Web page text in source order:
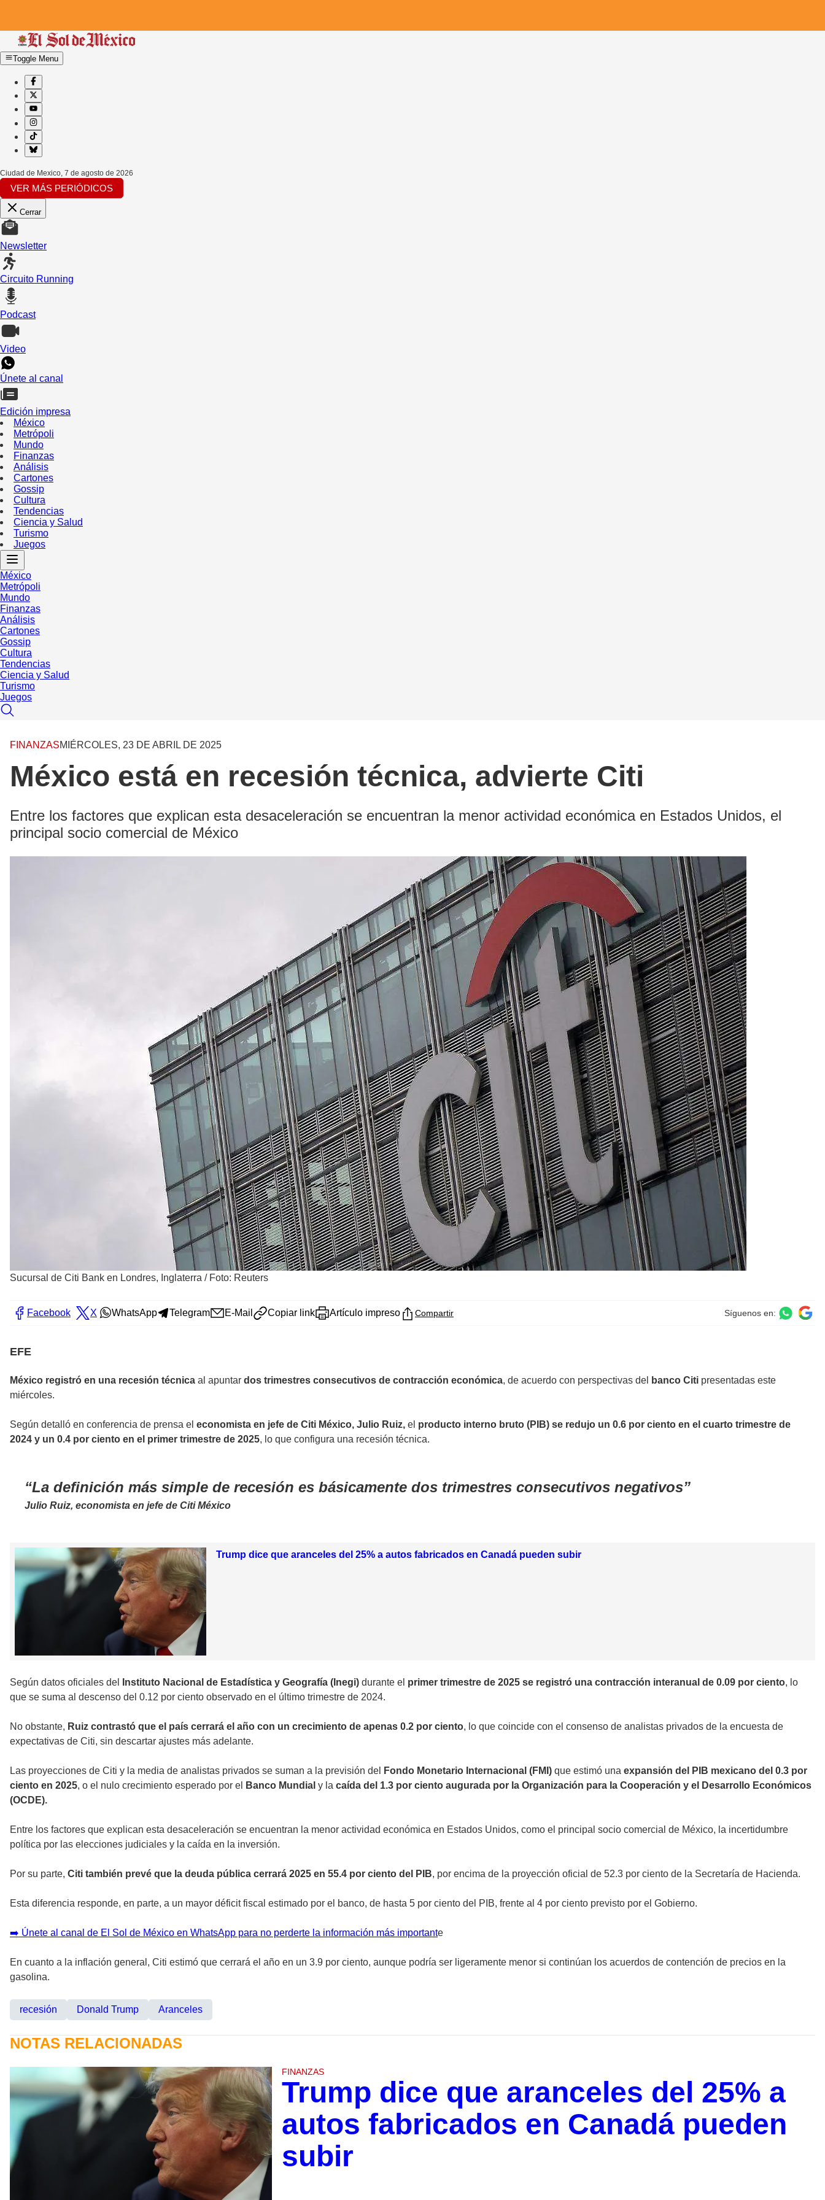
Toggle Menu
Ciudad de Mexico, 7 de agosto de 2026
VER MÁS PERIÓDICOS
Cerrar
Newsletter
Circuito Running
Podcast
Video
Únete al canal
Edición impresa
México
Metrópoli
Mundo
Finanzas
Análisis
Cartones
Gossip
Cultura
Tendencias
Ciencia y Salud
Turismo
Juegos
México
Metrópoli
Mundo
Finanzas
Análisis
Cartones
Gossip
Cultura
Tendencias
Ciencia y Salud
Turismo
Juegos
FINANZASMIÉRCOLES, 23 DE ABRIL DE 2025
México está en recesión técnica, advierte Citi
Entre los factores que explican esta desaceleración se encuentran la menor actividad económica en Estados Unidos, el
principal socio comercial de México
Sucursal de Citi Bank en Londres, Inglaterra / Foto: Reuters
Facebook X WhatsApp Telegram E-Mail Copiar link Artículo impreso Compartir Síguenos en:
EFE
México registró en una recesión técnica al apuntar dos trimestres consecutivos de contracción económica, de acuerdo con perspectivas del banco Citi presentadas este
miércoles.
Según detalló en conferencia de prensa el economista en jefe de Citi México, Julio Ruiz, el producto interno bruto (PIB) se redujo un 0.6 por ciento en el cuarto trimestre de
2024 y un 0.4 por ciento en el primer trimestre de 2025, lo que configura una recesión técnica.
La definición más simple de recesión es básicamente dos trimestres consecutivos negativos
Julio Ruiz, economista en jefe de Citi México
Trump dice que aranceles del 25% a autos fabricados en Canadá pueden subir
Según datos oficiales del Instituto Nacional de Estadística y Geografía (Inegi) durante el primer trimestre de 2025 se registró una contracción interanual de 0.09 por ciento, lo
que se suma al descenso del 0.12 por ciento observado en el último trimestre de 2024.
No obstante, Ruiz contrastó que el país cerrará el año con un crecimiento de apenas 0.2 por ciento, lo que coincide con el consenso de analistas privados de la encuesta de
expectativas de Citi, sin descartar ajustes más adelante.
Las proyecciones de Citi y la media de analistas privados se suman a la previsión del Fondo Monetario Internacional (FMI) que estimó una expansión del PIB mexicano del 0.3 por
ciento en 2025, o el nulo crecimiento esperado por el Banco Mundial y la caída del 1.3 por ciento augurada por la Organización para la Cooperación y el Desarrollo Económicos
(OCDE).
Entre los factores que explican esta desaceleración se encuentran la menor actividad económica en Estados Unidos, como el principal socio comercial de México, la incertidumbre
política por las elecciones judiciales y la caída en la inversión.
Por su parte, Citi también prevé que la deuda pública cerrará 2025 en 55.4 por ciento del PIB, por encima de la proyección oficial de 52.3 por ciento de la Secretaría de Hacienda.
Esta diferencia responde, en parte, a un mayor déficit fiscal estimado por el banco, de hasta 5 por ciento del PIB, frente al 4 por ciento previsto por el Gobierno.
➡️ Únete al canal de El Sol de México en WhatsApp para no perderte la información más importante
En cuanto a la inflación general, Citi estimó que cerrará el año en un 3.9 por ciento, aunque podría ser ligeramente menor si continúan los acuerdos de contención de precios en la
gasolina.
recesión Donald Trump Aranceles
NOTAS RELACIONADAS
FINANZAS
Trump dice que aranceles del 25% a
autos fabricados en Canadá pueden
subir